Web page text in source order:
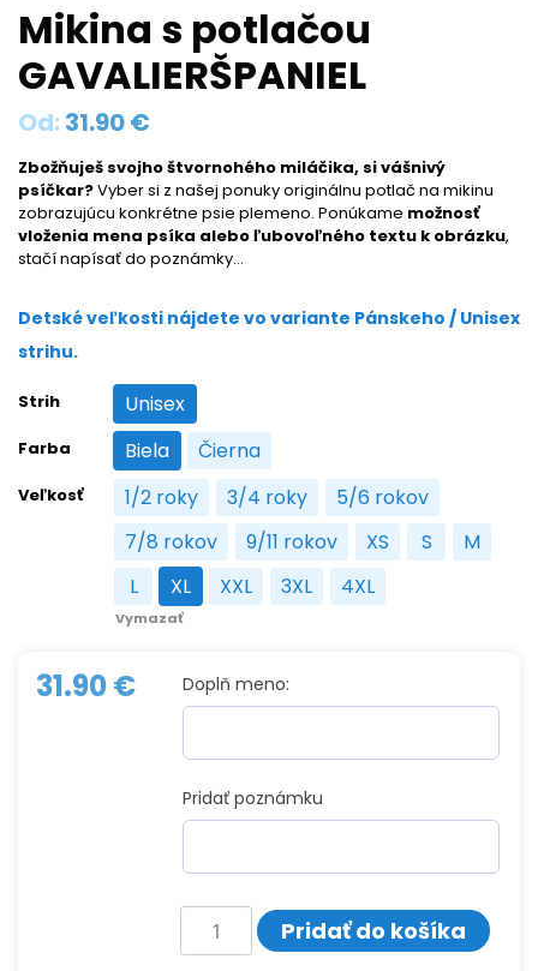
Mikina s potlačou
GAVALIERŠPANIEL
Od:31.90€
Zbožňuješ svojho štvornohého miláčika, si vášnivý
psíčkar?Vyber si z našej ponuky originálnu potlač na mikinu
zobrazujúcu konkrétne psie plemeno. Ponúkame možnosť
vloženia mena psíka alebo ľubovoľného textu k obrázku,
stačí napísať do poznámky…
Detské veľkosti nájdete vo variante Pánskeho / Unisex
strihu.
Strih Unisex
Unisex
Farba Biela
Biela Čierna
Čierna
Veľkosť 1/2 roky
1/2 roky 3/4 roky
3/4 roky 5/6 rokov
5/6 rokov
7/8 rokov
7/8 rokov9/11 rokov
9/11 rokovXS
XS S
S M
M
LL XL
XL XXL
XXL 3XL
3XL 4XL
4XL
Vymazať
31.90€ Doplň meno:
Pridať poznámku
množstvo
Mikina
s
Pridať do košíka